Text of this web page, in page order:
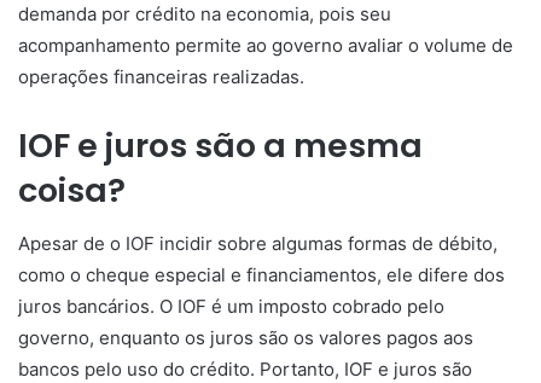
demanda por crédito na economia, pois seu
acompanhamento permite ao governo avaliar o volume de
operações financeiras realizadas.
IOF e juros são a mesma
coisa?
Apesar de o IOF incidir sobre algumas formas de débito,
como o cheque especial e financiamentos, ele difere dos
juros bancários. O IOF é um imposto cobrado pelo
governo, enquanto os juros são os valores pagos aos
bancos pelo uso do crédito. Portanto, IOF e juros são